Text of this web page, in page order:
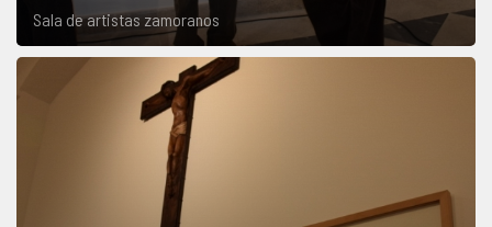
Sala de artistas zamoranos